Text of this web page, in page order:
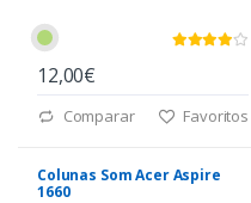
12,00€
Comparar Favoritos
Colunas Som Acer Aspire
1660